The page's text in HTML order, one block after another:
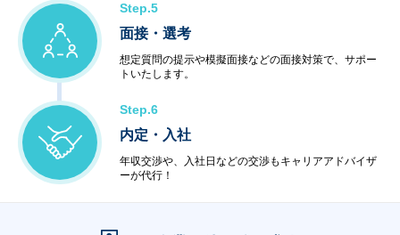
Step.5
面接・選考
想定質問の提示や模擬面接などの面接対策で、サポー
トいたします。
Step.6
内定・入社
年収交渉や、入社日などの交渉もキャリアアドバイザ
ーが代行！